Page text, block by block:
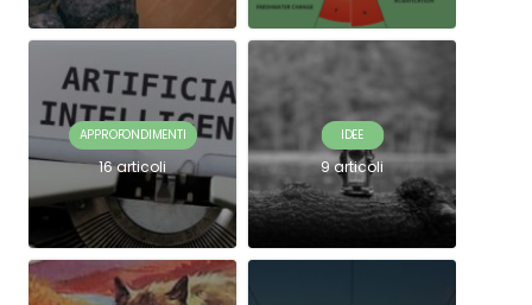
APPROFONDIMENTI
16 articoli
IDEE
9 articoli